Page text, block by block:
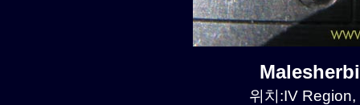
위치:IV